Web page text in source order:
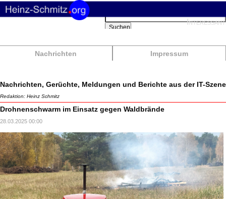
Nachrichten Impressum
Suchbegriffe
Suchen
Nachrichten, Gerüchte, Meldungen und Berichte aus der IT-Szene
Redaktion: Heinz Schmitz
Drohnenschwarm im Einsatz gegen Waldbrände
28.03.2025 00:00